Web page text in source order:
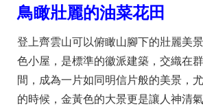
鳥瞰壯麗的油菜花田
登上齊雲山可以俯瞰山腳下的壯麗美
色小屋，是標準的徽派建築，交織在
間，成為一片如同明信片般的美景，
的時候，金黃色的大景更是讓人神清氣